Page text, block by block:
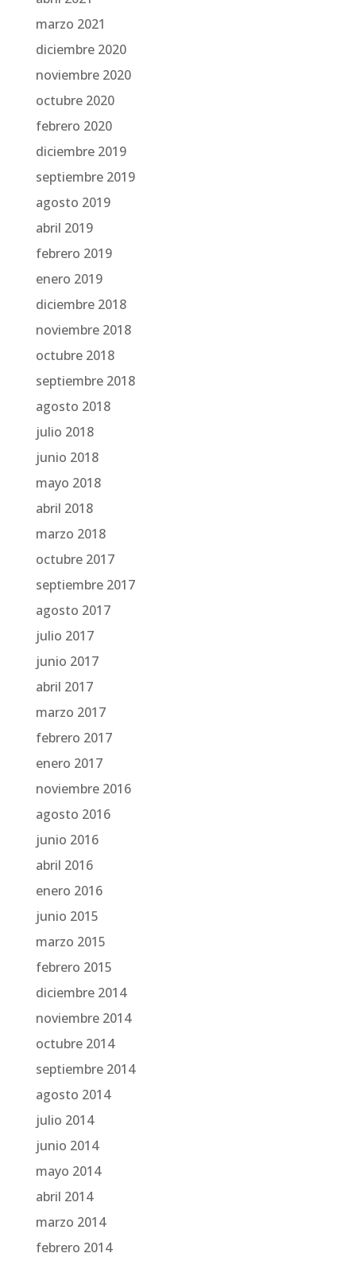
marzo 2021
diciembre 2020
noviembre 2020
octubre 2020
febrero 2020
diciembre 2019
septiembre 2019
agosto 2019
abril 2019
febrero 2019
enero 2019
diciembre 2018
noviembre 2018
octubre 2018
septiembre 2018
agosto 2018
julio 2018
junio 2018
mayo 2018
abril 2018
marzo 2018
octubre 2017
septiembre 2017
agosto 2017
julio 2017
junio 2017
abril 2017
marzo 2017
febrero 2017
enero 2017
noviembre 2016
agosto 2016
junio 2016
abril 2016
enero 2016
junio 2015
marzo 2015
febrero 2015
diciembre 2014
noviembre 2014
octubre 2014
septiembre 2014
agosto 2014
julio 2014
junio 2014
mayo 2014
abril 2014
marzo 2014
febrero 2014